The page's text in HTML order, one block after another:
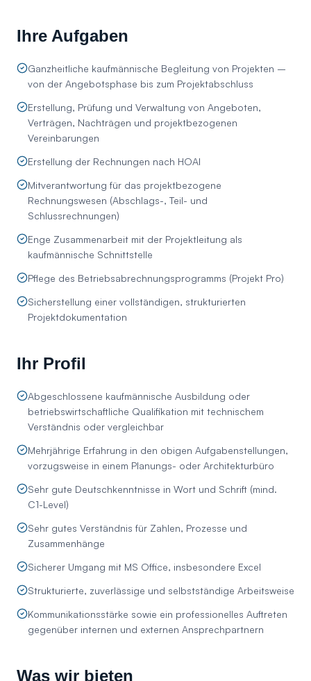
Ihre Aufgaben
Ganzheitliche kaufmännische Begleitung von Projekten –
von der Angebotsphase bis zum Projektabschluss
Erstellung, Prüfung und Verwaltung von Angeboten,
Verträgen, Nachträgen und projektbezogenen
Vereinbarungen
Erstellung der Rechnungen nach HOAI
Mitverantwortung für das projektbezogene
Rechnungswesen (Abschlags-, Teil- und
Schlussrechnungen)
Enge Zusammenarbeit mit der Projektleitung als
kaufmännische Schnittstelle
Pflege des Betriebsabrechnungsprogramms (Projekt Pro)
Sicherstellung einer vollständigen, strukturierten
Projektdokumentation
Ihr Profil
Abgeschlossene kaufmännische Ausbildung oder
betriebswirtschaftliche Qualifikation mit technischem
Verständnis oder vergleichbar
Mehrjährige Erfahrung in den obigen Aufgabenstellungen,
vorzugsweise in einem Planungs- oder Architekturbüro
Sehr gute Deutschkenntnisse in Wort und Schrift (mind.
C1-Level)
Sehr gutes Verständnis für Zahlen, Prozesse und
Zusammenhänge
Sicherer Umgang mit MS Office, insbesondere Excel
Strukturierte, zuverlässige und selbstständige Arbeitsweise
Kommunikationsstärke sowie ein professionelles Auftreten
gegenüber internen und externen Ansprechpartnern
Was wir bieten